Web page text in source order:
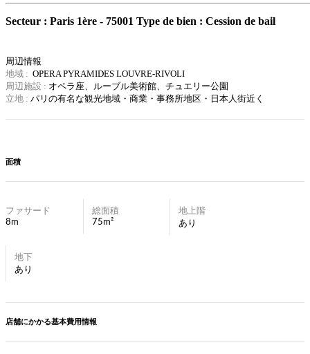
Secteur : Paris 1ère - 75001 Type de bien : Cession de bail
周辺情報
地域 : OPERA PYRAMIDES LOUVRE-RIVOLI
周辺施設 : オペラ座、ルーブル美術館、チュエリー公園
立地 : パリの有名な観光地域・ 商業・事務所地区・日本人街近く
面積
ファサード
8m
総面積
75m²
地上階
あり
地下
あり
店舗にかかる基本費用情報